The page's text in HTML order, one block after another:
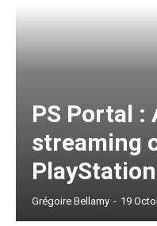
PS Portal :
streaming
Grégoire Bellamy - 19